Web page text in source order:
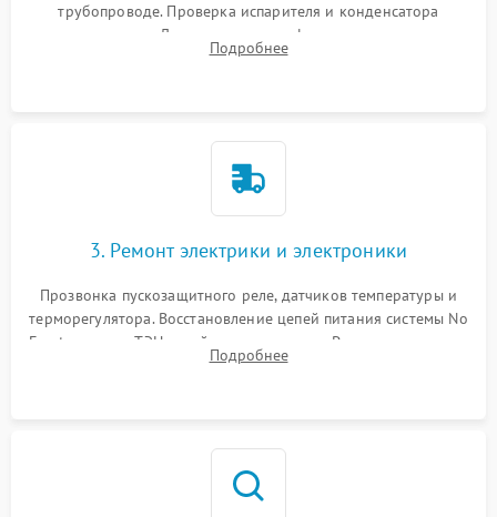
трубопроводе. Проверка испарителя и конденсатора
течеискателем. Демонтаж старого фильтра-осушителя и
продувка капиллярной трубки для устранения засоров.
Подробнее
3. Ремонт электрики и электроники
Прозвонка пускозащитного реле, датчиков температуры и
терморегулятора. Восстановление цепей питания системы No
Frost, включая ТЭН оттайки и вентилятор. Ремонт или замена
платы управления при сбоях алгоритмов.
Подробнее